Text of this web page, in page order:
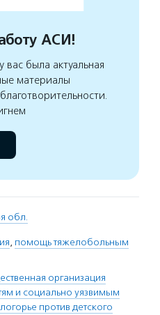
АСИ!
была актуальная
материалы
обл.
, помощь тяжелобольным
организация
и социально уязвимым
против детского